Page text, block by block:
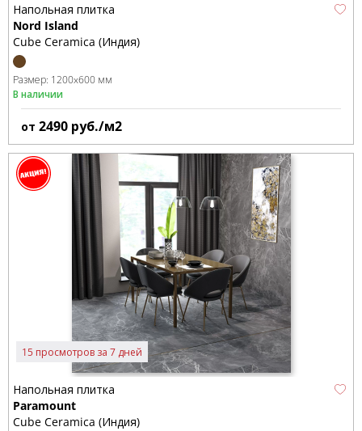
Напольная плитка
Nord Island
Cube Ceramica (Индия)
Размер: 1200x600 мм
В наличии
от 2490 руб./м2
15 просмотров за 7 дней
Напольная плитка
Paramount
Cube Ceramica (Индия)